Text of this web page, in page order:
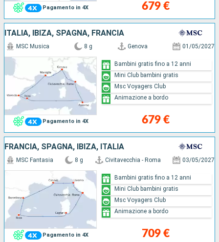
Pagamento in 4X 679 €
ITALIA, IBIZA, SPAGNA, FRANCIA
Pagamento in 4X
MSC Musica 8 g Genova 01/05/2027
679 €
Bambini gratis fino a 12 anni
Mini Club bambini gratis
Msc Voyagers Club
Animazione a bordo
FRANCIA, SPAGNA, IBIZA, ITALIA
Pagamento in 4X
MSC Fantasia 8 g Civitavecchia - Roma 03/05/2027
709 €
Bambini gratis fino a 12 anni
Mini Club bambini gratis
Msc Voyagers Club
Animazione a bordo